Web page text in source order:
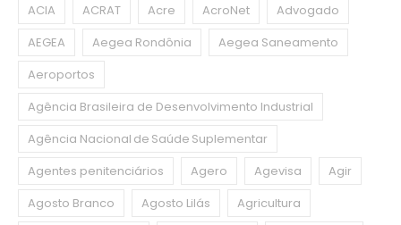
ACIA
ACRAT Acre AcroNet
Advogado
AEGEA
Aegea Rondônia
Aegea Saneamento
Aeroportos
Agência Brasileira de Desenvolvimento Industrial
Agência Nacional de Saúde Suplementar
Agentes penitenciários
Agero Agevisa
Agir
Agosto Branco
Agosto Lilás
Agricultura